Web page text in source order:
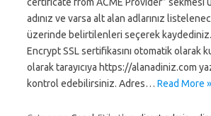
adınız ve varsa alt alan adlarınız
üzerinde belirtilenleri seçerek kaydediniz.
Encrypt SSL sertifikasını otomatik olarak
olarak tarayıcıya https://alanadiniz.com
kontrol edebilirsiniz. Adres… Read More »